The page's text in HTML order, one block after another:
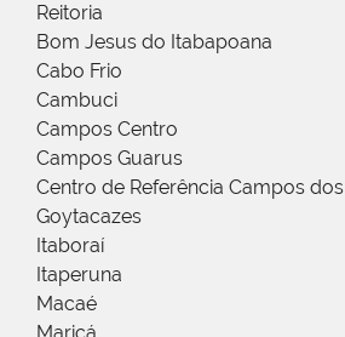
Reitoria
Bom Jesus do Itabapoana
Cabo Frio
Cambuci
Campos Centro
Campos Guarus
Centro de Referência Campos dos
Goytacazes
Itaboraí
Itaperuna
Macaé